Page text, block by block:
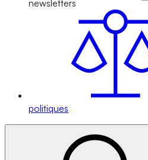
newsletters
politiques